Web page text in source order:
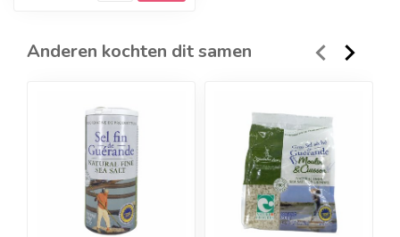
Anderen kochten dit samen